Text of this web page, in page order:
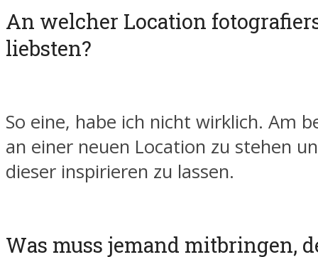
An welcher Location
liebsten?
So eine, habe ich nicht wirklich. Am
an einer neuen Location zu stehen
dieser inspirieren zu lassen.
Was muss jemand mitbringen,